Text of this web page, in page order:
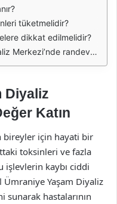
tüketmelidir?
dikkat edilmelidir?
randevu nasıl alınır?
Diyaliz
Katın
bireyler için hayati bir
toksinleri ve fazla
işlevlerin kaybı ciddi
Ümraniye Yaşam Diyaliz
sunarak hastalarının